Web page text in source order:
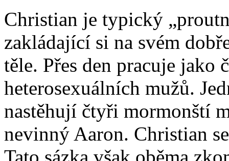
Christian je typický
zakládající si na svém
těle. Přes den pracuje jako
heterosexuálních mužů.
nastěhují čtyři mormonští
nevinný Aaron. Christian
Tato sázka však oběma